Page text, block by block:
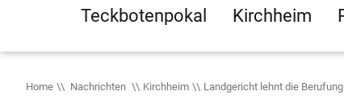
Teckbotenpokal Kirchheim
Home Nachrichten Kirchheim Landgericht lehnt die